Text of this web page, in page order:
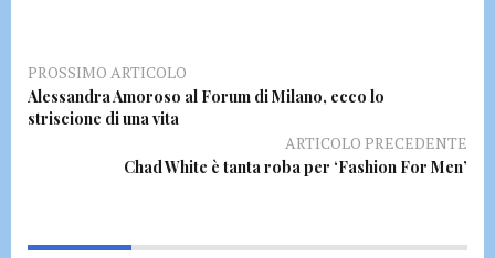
PROSSIMO ARTICOLO
Alessandra Amoroso al Forum di Milano, ecco lo
striscione di una vita
ARTICOLO PRECEDENTE
Chad White è tanta roba per ‘Fashion For Men’